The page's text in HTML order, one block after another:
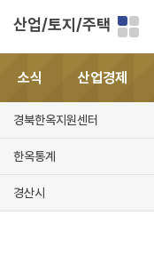
산업/토지/주택
소식 산업경제
경북한옥지원센터
한옥통계
경산시